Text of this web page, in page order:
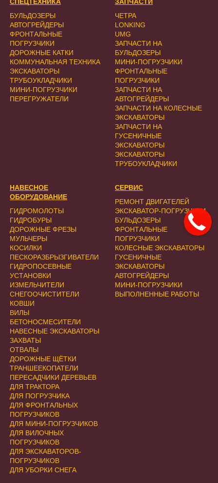
БУЛЬДОЗЕРЫ
АВТОГРЕЙДЕРЫ
ФРОНТАЛЬНЫЕ
ПОГРУЗЧИКИ
ДОРОЖНЫЕ КАТКИ
КОММУНАЛЬНАЯ ТЕХНИКА
ЭКСКАВАТОРЫ
ТРУБОУКЛАДЧИКИ
МИНИ-ПОГРУЗЧИКИ
ПЕРЕГРУЖАТЕЛИ
НАВЕСНОЕ
ОБОРУДОВАНИЕ
ГИДРОМОЛОТЫ
ГИДРОБУРЫ
ДОРОЖНЫЕ ФРЕЗЫ
МУЛЬЧЕРЫ
КОСИЛКИ
ПЕСКОРАЗБРЫЗГИВАТЕЛИ
ГИДРОПОСЕВНЫЕ
УСТАНОВКИ
ИЗМЕЛЬЧИТЕЛИ
СНЕГООЧИСТИТЕЛИ
КОВШИ
ВИЛЫ
БЕТОНОСМЕСИТЕЛИ
НАВЕСНЫЕ ЭКСКАВАТОРЫ
ЗАХВАТЫ
ОТВАЛЫ
ДОРОЖНЫЕ ЩЁТКИ
ТРАНШЕЕКОПАТЕЛИ
ПЕРЕСАДЧИКИ ДЕРЕВЬЕВ
ДЛЯ ТРАКТОРА
ДЛЯ ПОГРУЗЧИКА
ДЛЯ ФРОНТАЛЬНЫХ
ПОГРУЗЧИКОВ
ДЛЯ МИНИ-ПОГРУЗЧИКОВ
ДЛЯ ВИЛОЧНЫХ
ПОГРУЗЧИКОВ
ДЛЯ ЭКСКАВАТОРОВ-
ПОГРУЗЧИКОВ
ДЛЯ УБОРКИ СНЕГА
ЧЕТРА
LONKING
UMG
ЗАПЧАСТИ НА
БУЛЬДОЗЕРЫ
МИНИ-ПОГРУЗЧИКИ
ФРОНТАЛЬНЫЕ
ПОГРУЗЧИКИ
ЗАПЧАСТИ НА
АВТОГРЕЙДЕРЫ
ЗАПЧАСТИ НА КОЛЕСНЫЕ
ЭКСКАВАТОРЫ
ЗАПЧАСТИ НА
ГУСЕНИЧНЫЕ
ЭКСКАВАТОРЫ
ЭКСКАВАТОРЫ
ТРУБОУКЛАДЧИКИ
СЕРВИС
РЕМОНТ ДВИГАТЕЛЕЙ
ЭКСКАВАТОР-ПОГРУЗЧИКИ
БУЛЬДОЗЕРЫ
ФРОНТАЛЬНЫЕ
ПОГРУЗЧИКИ
КОЛЕСНЫЕ ЭКСКАВАТОРЫ
ГУСЕНИЧНЫЕ
ЭКСКАВАТОРЫ
АВТОГРЕЙДЕРЫ
МИНИ-ПОГРУЗЧИКИ
ВЫПОЛНЕННЫЕ РАБОТЫ